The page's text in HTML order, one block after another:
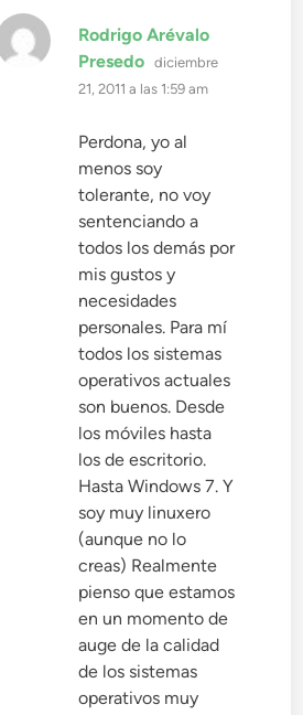
Rodrigo Arévalo
Presedo dice:
diciembre
21, 2011 a las 1:59 am
Perdona, yo al
menos soy
tolerante, no voy
sentenciando a
todos los demás por
mis gustos y
necesidades
personales. Para mí
todos los sistemas
operativos actuales
son buenos. Desde
los móviles hasta
los de escritorio.
Hasta Windows 7. Y
soy muy linuxero
(aunque no lo
creas) Realmente
pienso que estamos
en un momento de
auge de la calidad
de los sistemas
operativos muy